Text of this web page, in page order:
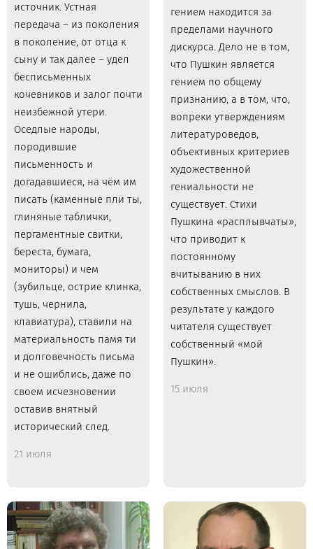
источник. Устная
передача – из поколения
в поколение, от отца к
сыну и так далее – удел
бесписьменных
кочевников и залог почти
неизбежной утери.
Оседлые народы,
породившие
письменность и
догадавшиеся, на чём им
писать (каменные пли­ ты,
глиняные таблички,
пергаментные свитки,
береста, бумага,
мониторы) и чем
(зубильце, острие клинка,
тушь, чернила,
клавиатура), ставили на
материальность памя­ ти
и долговечность письма
и не ошиблись, даже по
своем ис­чезновении
оставив внятный
исторический след.
21 июля
гением находится за
пределами научного
дискурса. Дело не в том,
что Пушкин является
гением по общему
признанию, а в том, что,
вопреки утверждениям
литературоведов,
объективных критериев
художественной
гениальности не
существует. Стихи
Пушкина «расплывчаты»,
что приводит к
постоянному
вчитыванию в них
собственных смыслов. В
результате у каждого
читателя существует
собственный «мой
Пушкин».
15 июля